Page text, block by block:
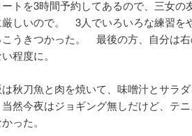
ートを3時間予約してあるので、三女
厳しいので。 3人でいろいろな練習を
こうきつかった。 最後の方、自分は
程度に。
秋刀魚と肉を焼いて、味噌汁とサラ
然今夜はジョギング無しだけど、テ
った。